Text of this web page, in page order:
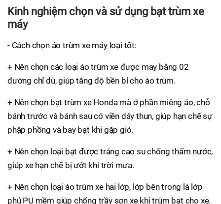
Kinh nghiệm chọn và sử dụng bạt trùm xe
máy
- Cách chọn áo trùm xe máy loại tốt:
+ Nên chọn các loại áo trùm xe được may bằng 02
đường chỉ dù, giúp tăng độ bền bỉ cho áo trùm.
+ Nên chọn bạt trùm xe Honda mà ở phần miệng áo, chỗ
bánh trước và bánh sau có viền dây thun, giúp hạn chế sự
phập phồng và bay bạt khi gặp gió.
+ Nên chọn loại bạt được tráng cao su chống thấm nước,
giúp xe hạn chế bị ướt khi trời mưa.
+ Nên chọn loại áo trùm xe hai lớp, lớp bên trong là lớp
phủ PU mềm giúp chống trầy sơn xe khi trùm bạt cho xe.